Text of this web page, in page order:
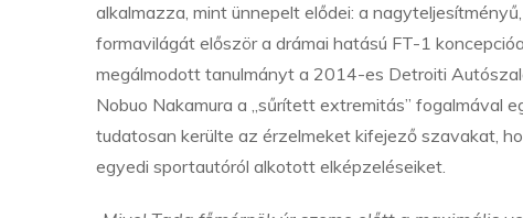
alkalmazza, mint ünnepelt elődei: a
formavilágát először a drámai hatású FT-1
megálmodott tanulmányt a 2014-es Detroiti
Nobuo Nakamura a „sűrített extremitás” fogalmával
tudatosan kerülte az érzelmeket kifejező szavakat,
egyedi sportautóról alkotott elképzeléseiket.